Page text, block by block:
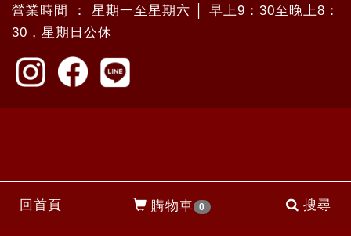
回首頁 購物車 0 搜尋
營業時間 ： 星期一至星期六 │ 早上9：30至晚上8：
30，星期日公休